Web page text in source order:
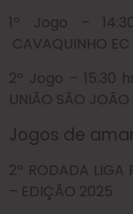
1º Jogo –
CAVAQUINHO
2º Jogo – 15:30
UNIÃO SÃO JOÃO
Jogos de
2º RODADA LIGA
– EDIÇÃO 2025